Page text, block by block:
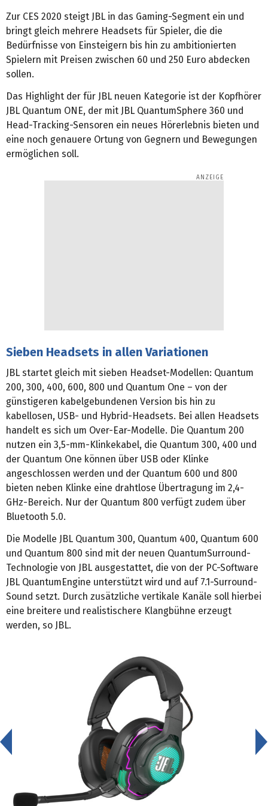
Zur CES 2020 steigt JBL in das Gaming-Segment ein und
bringt gleich mehrere Headsets für Spieler, die die
Bedürfnisse von Einsteigern bis hin zu ambitionierten
Spielern mit Preisen zwischen 60 und 250 Euro abdecken
sollen.
Das Highlight der für JBL neuen Kategorie ist der Kopfhörer
JBL Quantum ONE, der mit JBL QuantumSphere 360 und
Head-Tracking-Sensoren ein neues Hörerlebnis bieten und
eine noch genauere Ortung von Gegnern und Bewegungen
ermöglichen soll.
Sieben Headsets in allen Variationen
JBL startet gleich mit sieben Headset-Modellen: Quantum
200, 300, 400, 600, 800 und Quantum One – von der
günstigeren kabelgebundenen Version bis hin zu
kabellosen, USB- und Hybrid-Headsets. Bei allen Headsets
handelt es sich um Over-Ear-Modelle. Die Quantum 200
nutzen ein 3,5-mm-Klinkekabel, die Quantum 300, 400 und
der Quantum One können über USB oder Klinke
angeschlossen werden und der Quantum 600 und 800
bieten neben Klinke eine drahtlose Übertragung im 2,4-
GHz-Bereich. Nur der Quantum 800 verfügt zudem über
Bluetooth 5.0.
Die Modelle JBL Quantum 300, Quantum 400, Quantum 600
und Quantum 800 sind mit der neuen QuantumSurround-
Technologie von JBL ausgestattet, die von der PC-Software
JBL QuantumEngine unterstützt wird und auf 7.1-Surround-
Sound setzt. Durch zusätzliche vertikale Kanäle soll hierbei
eine breitere und realistischere Klangbühne erzeugt
werden, so JBL.
<